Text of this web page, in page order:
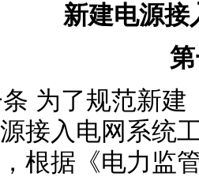
新建电源接
为了规范新建
接入电网系统
根据《电力监